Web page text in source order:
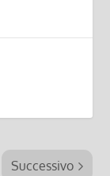
Successivo